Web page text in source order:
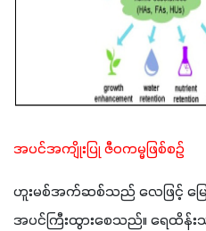
အပင်အကျိုးပြု ဇီဝကမ္မဖြစ်စဥ်
ဟူးမစ်အက်ဆစ်သည် လေဖြင့် မြေ
အပင်ကြီးထွားစေသည်။ ရေထိန်